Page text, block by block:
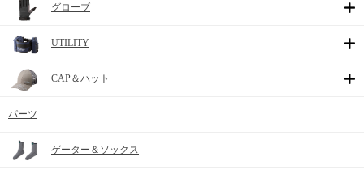
グローブ
UTILITY
CAP＆ハット
パーツ
ゲーター＆ソックス